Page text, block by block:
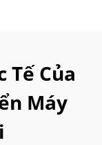
Tế Của
Máy